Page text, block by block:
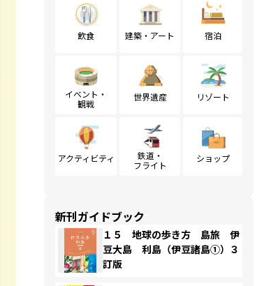
飲食 建築・アート 宿泊
イベント・
観戦
世界遺産 リゾート
アクティビティ
鉄道・
フライト
ショップ
新刊ガイドブック
１５ 地球の歩き方 島旅 伊
豆大島 利島（伊豆諸島①）３
訂版